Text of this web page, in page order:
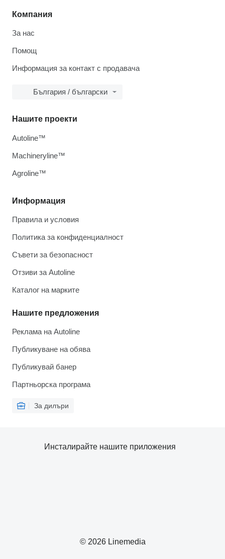
Компания
За нас
Помощ
Информация за контакт с продавача
България / български
Информация
Правила и условия
Политика за конфиденциалност
Съвети за безопасност
Отзиви за Autoline
Каталог на марките
Нашите предложения
Реклама на Autoline
Публикуване на обява
Публикувай банер
Партньорска програма
За дилъри
Нашите проекти
Autoline™
Machineryline™
Agroline™
© 2026 Linemedia
Инсталирайте нашите приложения